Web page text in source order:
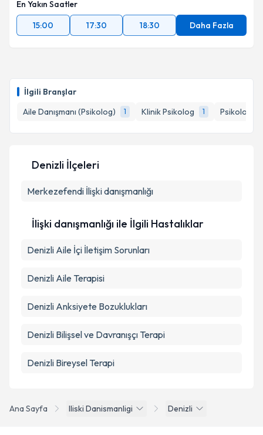
İlgili Branşlar
Aile Danışmanı (Psikolog)
1 Klinik Psikolog 1 Psikoloji
En Yakın Saatler
15:00
17:30 18:30 Daha Fazla
Ana Sayfa Iliski Danismanligi Denizli
Denizli İlçeleri
Merkezefendi İlişki danışmanlığı
İlişki danışmanlığı ile İlgili Hastalıklar
Denizli Aile İçi İletişim Sorunları
Denizli Aile Terapisi
Denizli Anksiyete Bozuklukları
Denizli Bilişsel ve Davranışçı Terapi
Denizli Bireysel Terapi